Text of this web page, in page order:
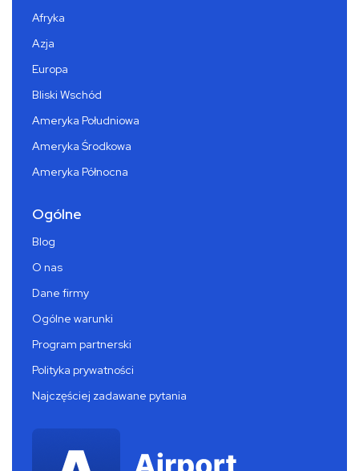
Afryka
Azja
Europa
Bliski Wschód
Ameryka Południowa
Ameryka Środkowa
Ameryka Północna
Ogólne
Blog
O nas
Dane firmy
Ogólne warunki
Program partnerski
Polityka prywatności
Najczęściej zadawane pytania